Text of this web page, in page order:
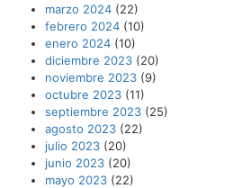
marzo 2024 (22)
febrero 2024 (10)
enero 2024 (10)
diciembre 2023 (20)
noviembre 2023 (9)
octubre 2023 (11)
septiembre 2023 (25)
agosto 2023 (22)
julio 2023 (20)
junio 2023 (20)
mayo 2023 (22)